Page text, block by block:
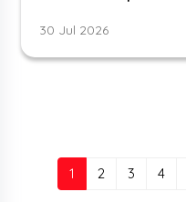
30 Jul 2026
1 (current)
2 3 4